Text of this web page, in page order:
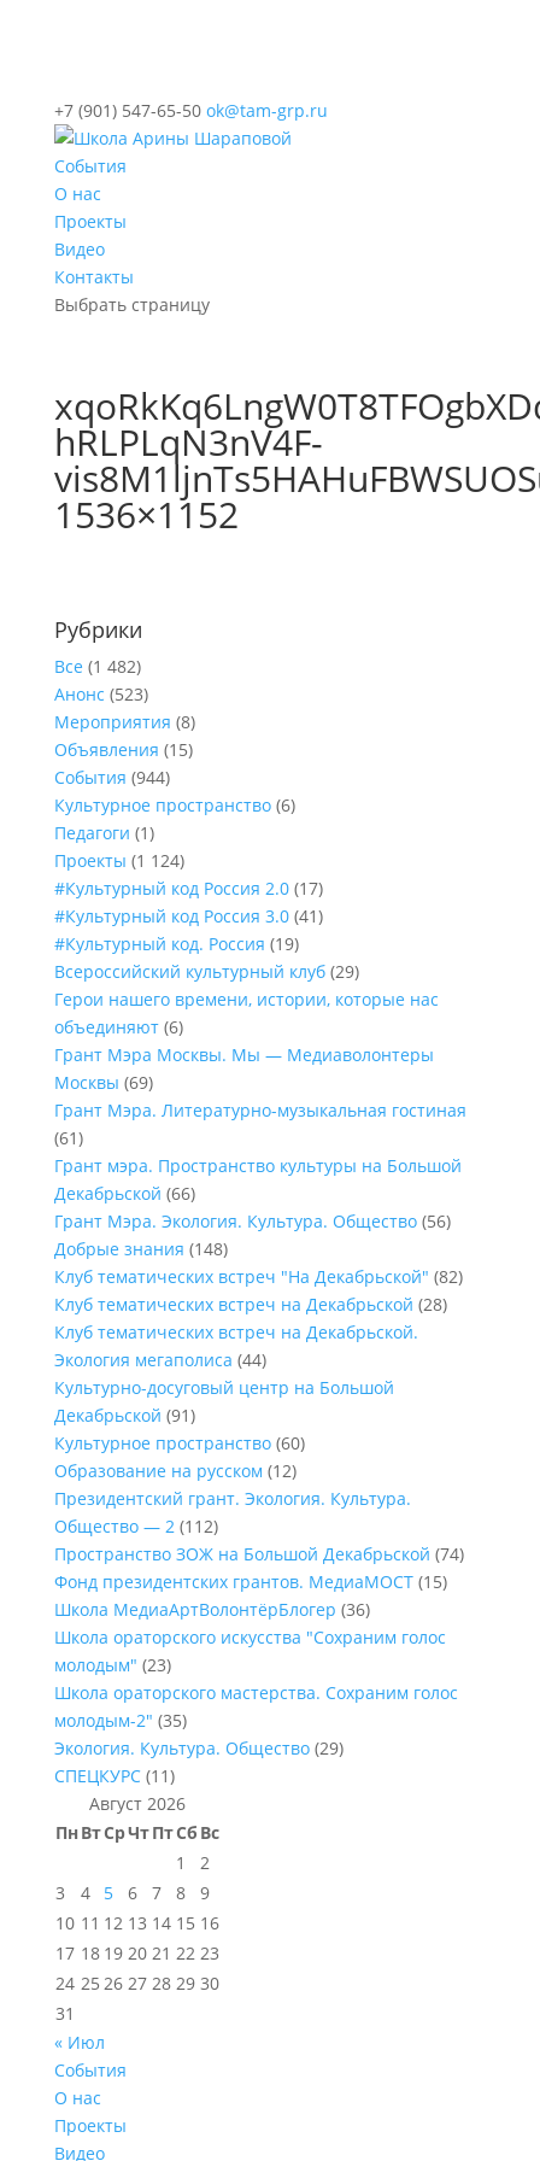
+7 (901) 547-65-50 ok@tam-grp.ru
События
О нас
Проекты
Видео
Контакты
Выбрать страницу
hRLPLqN3nV4F-
1536×1152
Рубрики
Все (1 482)
Анонс (523)
Мероприятия (8)
Объявления (15)
События (944)
Культурное пространство(6)
Педагоги (1)
Проекты (1 124)
#Культурный код Россия 2.0(17)
#Культурный код Россия 3.0(41)
#Культурный код. Россия (19)
Всероссийский культурный клуб(29)
Герои нашего времени, истории, которые нас
объединяют(6)
Грант Мэра Москвы. Мы — Медиаволонтеры
Москвы (69)
Грант Мэра. Литературно-музыкальная гостиная
(61)
Грант мэра. Пространство культуры на Большой
Декабрьской (66)
Грант Мэра. Экология. Культура. Общество(56)
Добрые знания (148)
Клуб тематических встреч "На Декабрьской" (82)
Клуб тематических встреч на Декабрьской (28)
Клуб тематических встреч на Декабрьской.
Экология мегаполиса (44)
Культурно-досуговый центр на Большой
Декабрьской (91)
Культурное пространство(60)
Образование на русском (12)
Президентский грант. Экология. Культура.
Общество — 2(112)
Пространство ЗОЖ на Большой Декабрьской (74)
Фонд президентских грантов. МедиаМОСТ(15)
Школа МедиаАртВолонтёрБлогер (36)
Школа ораторского искусства "Сохраним голос
молодым" (23)
Школа ораторского мастерства. Сохраним голос
молодым-2" (35)
Экология. Культура. Общество(29)
СПЕЦКУРС(11)
Август 2026
ПнВтСрЧтПтСб Вс
1
2
3
4 5 6 7 8
9
10 11 12 13 14 15 16
17 18 19 20 21 22 23
24 25 26 27 28 29 30
31
« Июл
События
О нас
Проекты
Видео